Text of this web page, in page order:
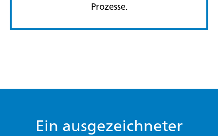
Prozesse.
Ein ausgezeichneter